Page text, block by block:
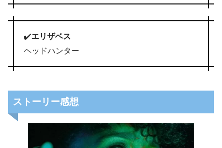
✔️エリザベス
ヘッドハンター
ストーリー感想